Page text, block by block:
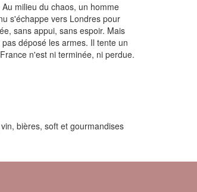
milieu du chaos, un homme
s'échappe vers Londres pour
sans appui, sans espoir. Mais
déposé les armes. Il tente un
n'est ni terminée, ni perdue.
bières, soft et gourmandises